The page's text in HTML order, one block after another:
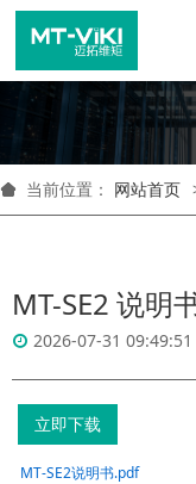
当前位置： 网站首页
MT-SE2 说明
2026-07-31 09:49:51
立即下载
MT-SE2说明书.pdf